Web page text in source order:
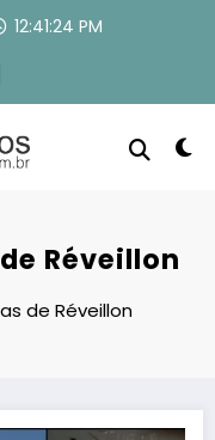
12:41:24 PM
Réveillon
de Réveillon